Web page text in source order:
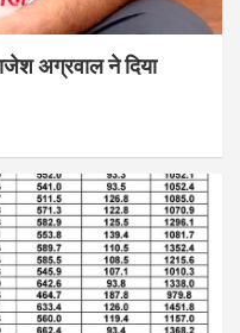
अग्रवाल ने दिया